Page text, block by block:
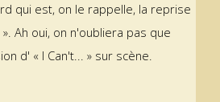
qui est, on le rappelle, la reprise
Ah oui, on n'oubliera pas que
d' « I Can't... » sur scène.